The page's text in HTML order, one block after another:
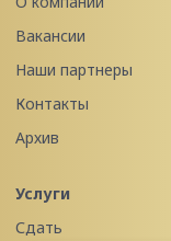
Вакансии
Наши партнеры
Контакты
Архив
Услуги
Сдать